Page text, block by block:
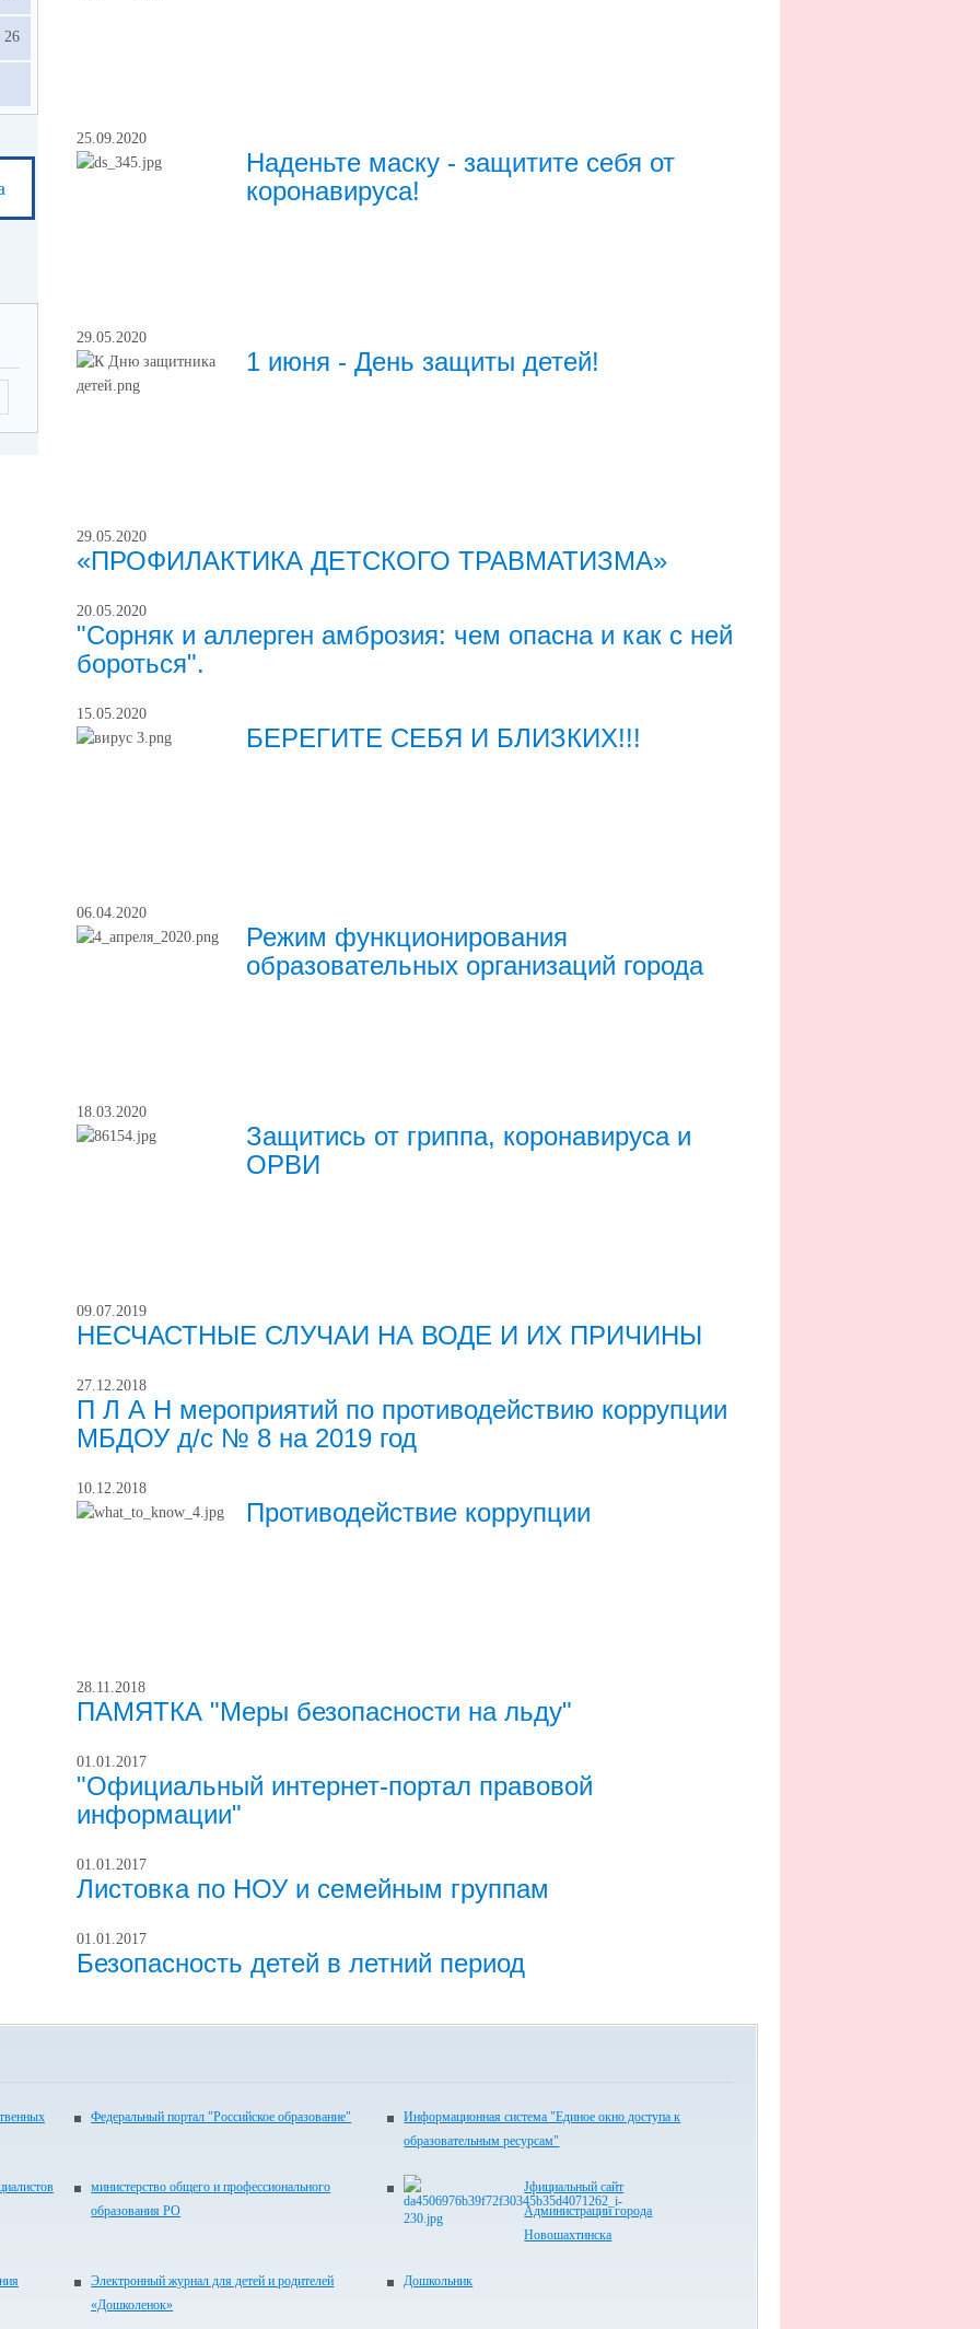
25.09.2020
Наденьте маску - защитите себя от
коронавируса!
29.05.2020
1 июня - День защиты детей!
29.05.2020
«ПРОФИЛАКТИКА ДЕТСКОГО ТРАВМАТИЗМА»
20.05.2020
"Сорняк и аллерген амброзия: чем опасна и как с ней
бороться".
15.05.2020
БЕРЕГИТЕ СЕБЯ И БЛИЗКИХ!!!
06.04.2020
Режим функционирования
образовательных организаций города
18.03.2020
Защитись от гриппа, коронавируса и
ОРВИ
09.07.2019
НЕСЧАСТНЫЕ СЛУЧАИ НА ВОДЕ И ИХ ПРИЧИНЫ
27.12.2018
П Л А Н мероприятий по противодействию коррупции
МБДОУ д/с № 8 на 2019 год
10.12.2018
Противодействие коррупции
28.11.2018
ПАМЯТКА "Меры безопасности на льду"
01.01.2017
"Официальный интернет-портал правовой
информации"
01.01.2017
Листовка по НОУ и семейным группам
01.01.2017
Безопасность детей в летний период
26
Федеральный портал "Российское образование"
Информационная система "Единое окно доступа к
образовательным ресурсам"
министерство общего и профессионального
образования РО
Jфициальный сайт
Администрации города
Новошахтинска
Электронный журнал для детей и родителей
«Дошколенок»
Дошкольник